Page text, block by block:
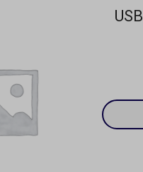
هاب 4 پورت ونتولینک USB